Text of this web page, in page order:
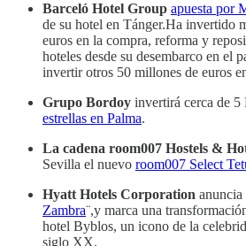
Barceló Hotel Group apuesta por
de su hotel en Tánger.Ha invertido
euros en la compra, reforma y
hoteles desde su desembarco en el
invertir otros 50 millones de euros
Grupo Bordoy invertirá cerca de
estrellas en Palma.
La cadena room007 Hostels &
Sevilla el nuevo room007 Select
Hyatt Hotels Corporation
Zambra¨,y marca una
hotel Byblos, un icono de la
siglo XX.